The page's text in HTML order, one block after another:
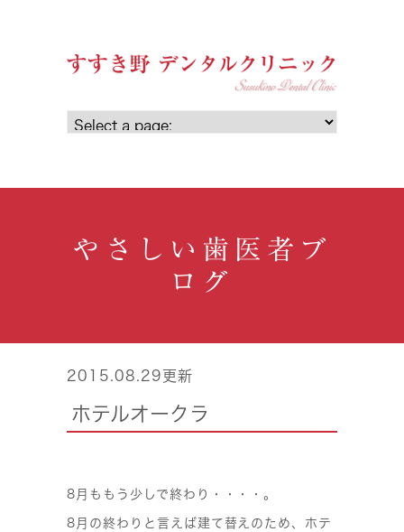
やさしい歯医者ブ
ログ
2015.08.29更新
ホテルオークラ
8月ももう少しで終わり・・・・。
8月の終わりと言えば建て替えのため、ホテ